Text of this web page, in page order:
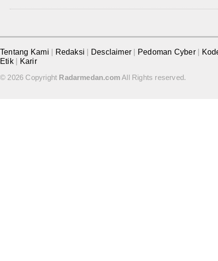
Tentang Kami Redaksi Desclaimer Pedoman Cyber
Etik
Karir
© 2026 Copyright Radarmedan.comAll Rights reserved.